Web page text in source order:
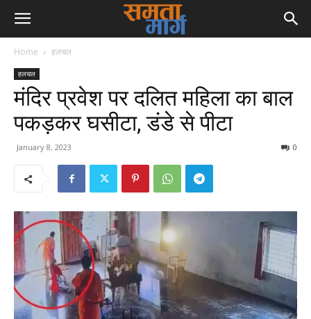
Home हलचल
हलचल
मंदिर प्रवेश पर दलित महिला का बाल
पकड़कर घसीटा, डंडे से पीटा
January 8, 2023 0